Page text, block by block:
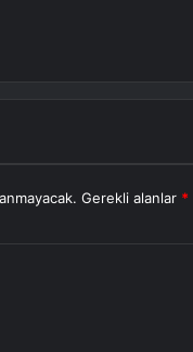
Gerekli alanlar *